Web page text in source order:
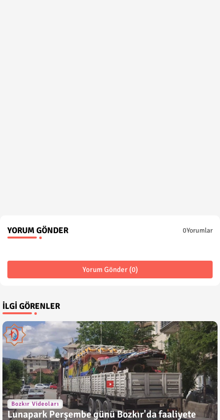
YORUM GÖNDER 0Yorumlar
Yorum Gönder (0)
İLGI GÖRENLER
Bozkır Videoları
Lunapark Perşembe günü Bozkır'da faaliyete